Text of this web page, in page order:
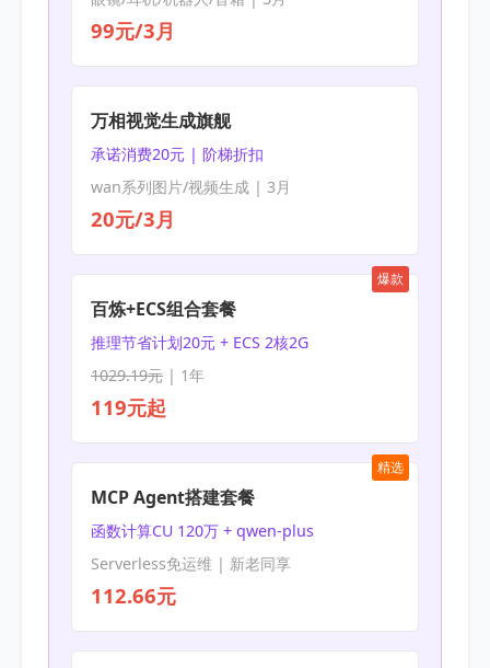
99元/3月
万相视觉生成旗舰
承诺消费20元 | 阶梯折扣
wan系列图片/视频生成 | 3月
20元/3月
爆款
百炼+ECS组合套餐
推理节省计划20元 + ECS 2核2G
1029.19元| 1年
119元起
精选
MCP Agent搭建套餐
函数计算CU 120万 + qwen-plus
Serverless免运维 | 新老同享
112.66元